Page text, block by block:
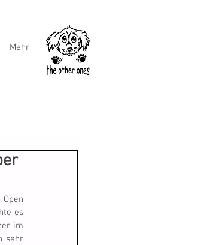
Mehr
es
im
sehr